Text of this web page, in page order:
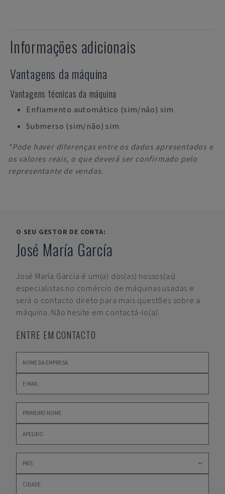
Informações adicionais
Vantagens da máquina
Vantagens técnicas da máquina
Enfiamento automático (sim/não) sim
Submerso (sim/não) sim
*Pode haver diferenças entre os dados apresentados e
os valores reais, o que deverá ser confirmado pelo
representante de vendas.
O SEU GESTOR DE CONTA:
José María García
José María García é um(a) dos(as) nossos(as)
especialistas no comércio de máquinas usadas e
será o contacto direto para mais questões sobre a
máquina. Não hesite em contactá-lo(a).
ENTRE EM CONTACTO